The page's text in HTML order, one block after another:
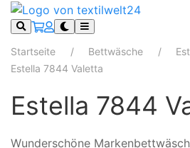
Startseite Bettwäsche
Estella 7844 Valetta
Estella 7844
Wunderschöne